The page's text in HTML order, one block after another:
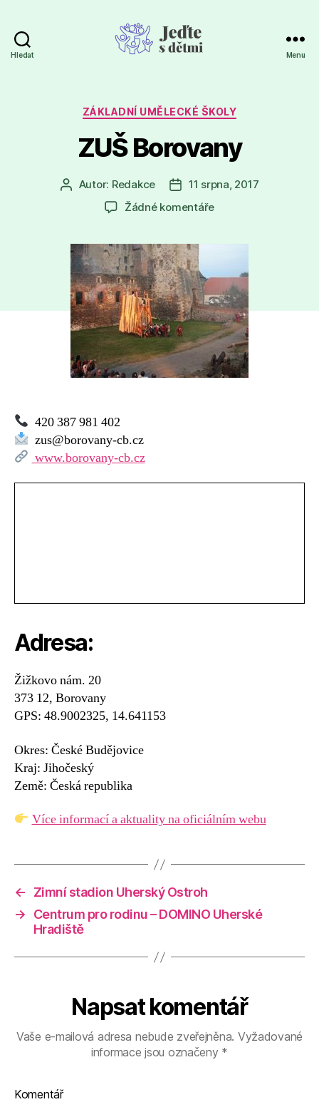
Hledat Menu
Rubriky
ZÁKLADNÍ UMĚLECKÉ ŠKOLY
ZUŠ Borovany
Autor
příspěvku
Autor: Redakce
Datum
příspěvku
11 srpna, 2017
Žádné komentářeu
ZUŠ
Borovany
420 387 981 402
zus@borovany-cb.cz
www.borovany-cb.cz
Adresa:
Žižkovo nám. 20
373 12, Borovany
GPS: 48.9002325, 14.641153
Okres: České Budějovice
Kraj: Jihočeský
Země: Česká republika
Více informací a aktuality na oficiálním webu
←
Zimní stadion Uherský Ostroh
→
Centrum pro rodinu – DOMINO Uherské
Hradiště
Napsat komentář
Vaše e-mailová adresa nebude zveřejněna. Vyžadované
informace jsou označeny *
Komentář